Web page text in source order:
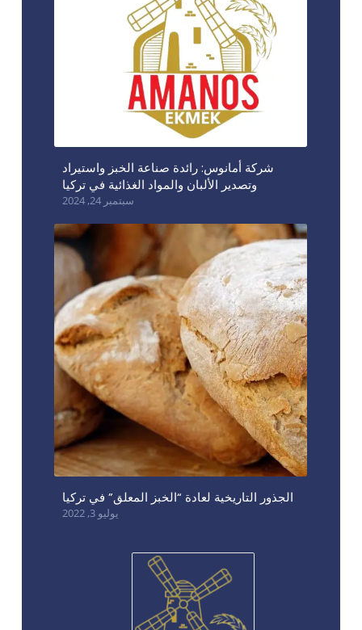
شركة أمانوس: رائدة صناعة الخبز واستيراد
وتصدير الألبان والمواد الغذائية في تركيا
سبتمبر 24, 2024
الجذور التاريخية لعادة “الخبز المعلق” في تركيا
يوليو 3, 2022